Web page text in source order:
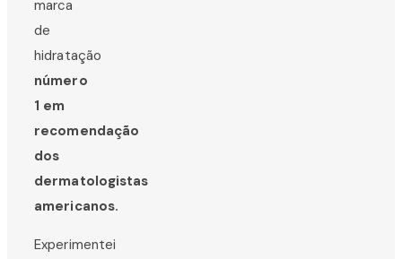
marca
de
hidratação
número
1 em
recomendação
dos
dermatologistas
americanos.
Experimentei